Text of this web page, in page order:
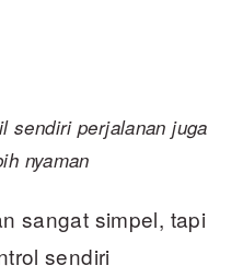
sendiri perjalanan juga
nyaman
sangat simpel, tapi
sendiri